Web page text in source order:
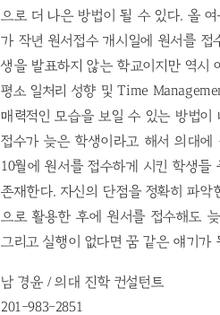
으로 더 나은 방법이 될 수 있다. 올
가 작년 원서접수 개시일에 원서를
생을 발표하지 않는 학교이지만 역시
평소 일처리 성향 및 Time
매력적인 모습을 보일 수 있는 방법이
접수가 늦은 학생이라고 해서 의대
10월에 원서를 접수하게 시킨 학생들
존재한다. 자신의 단점을 정확히 파
으로 활용한 후에 원서를 접수해도
그리고 실행이 없다면 꿈 같은 얘기가
남 경윤 / 의대 진학 컨설턴트
201-983-2851